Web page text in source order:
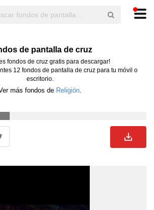
de pantalla de cruz
fondos de cruz gratis para descargar!
12 fondos de pantalla de cruz para tu móvil o
escritorio.
más fondos de Religión.
móvil de cruz.